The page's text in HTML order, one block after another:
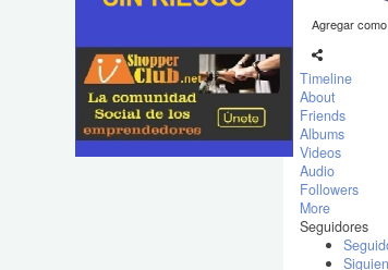
Agregar
Timeline
About
Friends
Albums
Videos
Audio
Followers
More
Seguidores